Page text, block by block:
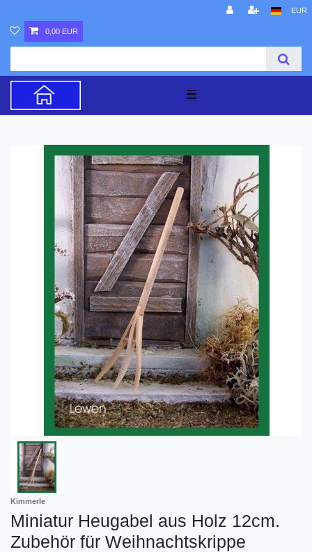
EUR
0,00 EUR
☰
Kimmerle
Miniatur Heugabel aus Holz 12cm.
Zubehör für Weihnachtskrippe